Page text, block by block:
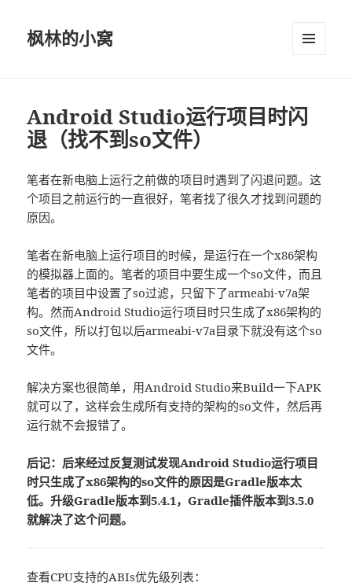
枫林的小窝
Android Studio运行项目时闪
退（找不到so文件）
笔者在新电脑上运行之前做的项目时遇到了闪退问题。这
个项目之前运行的一直很好，笔者找了很久才找到问题的
原因。
笔者在新电脑上运行项目的时候，是运行在一个x86架构
的模拟器上面的。笔者的项目中要生成一个so文件，而且
笔者的项目中设置了so过滤，只留下了armeabi-v7a架
构。然而Android Studio运行项目时只生成了x86架构的
so文件，所以打包以后armeabi-v7a目录下就没有这个so
文件。
解决方案也很简单，用Android Studio来Build一下APK
就可以了，这样会生成所有支持的架构的so文件，然后再
运行就不会报错了。
后记：后来经过反复测试发现Android Studio运行项目
时只生成了x86架构的so文件的原因是Gradle版本太
低。升级Gradle版本到5.4.1，Gradle插件版本到3.5.0
就解决了这个问题。
查看CPU支持的ABIs优先级列表：